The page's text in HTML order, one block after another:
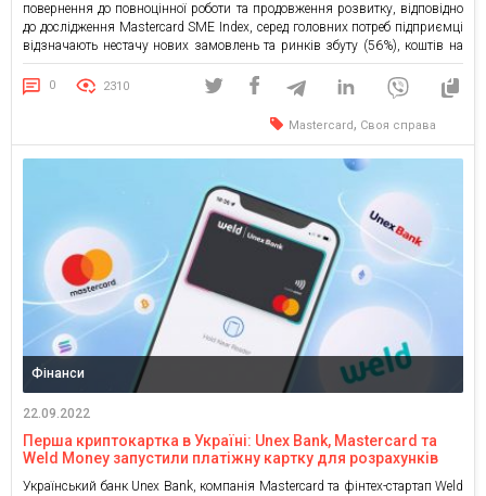
повернення до повноцінної роботи та продовження розвитку, відповідно
до дослідження Mastercard SME Index, серед головних потреб підприємці
відзначають нестачу нових замовлень та ринків збуту (56%), коштів на
розвиток (33%) та необхідність допомоги з логістикою (23%). 28%
українських МСБ, що працюють під час війни, вже […]
0 2310
Mastercard, Своя справа
Фінанси
22.09.2022
Перша криптокартка в Україні: Unex Bank, Mastercard та
Weld Money запустили платіжну картку для розрахунків
криптовалютою
Український банк Unex Bank, компанія Mastercard та фінтех-стартап Weld